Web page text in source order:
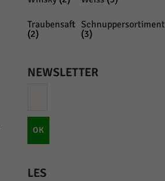
Traubensaft
(2)
Schnuppersortiment
(3)
NEWSLETTER
OK
LES